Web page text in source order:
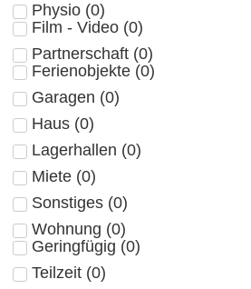
Physio (0)
Film - Video (0)
Partnerschaft (0)
Ferienobjekte (0)
Garagen (0)
Haus (0)
Lagerhallen (0)
Miete (0)
Sonstiges (0)
Wohnung (0)
Geringfügig (0)
Teilzeit (0)